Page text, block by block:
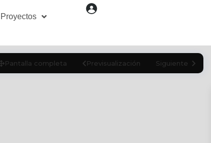
Proyectos
Pantalla completa Previsualización Siguiente